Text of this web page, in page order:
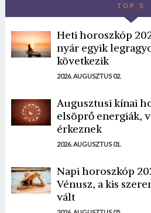
TOP 5
Heti horoszkóp
nyár egyik
következik
2026. AUGUSZTUS 02.
Augusztusi kínai
elsöprő energiák,
érkeznek
2026. AUGUSZTUS 01.
Napi horoszkóp
Vénusz, a kis
vált